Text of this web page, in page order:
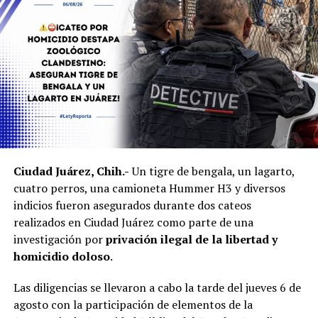
Ciudad Juárez, Chih.-Un tigre de bengala, un lagarto,
cuatro perros, una camioneta Hummer H3 y diversos
indicios fueron asegurados durante dos cateos
realizados en Ciudad Juárez como parte de una
investigación porprivación ilegal de la libertad y
homicidio doloso.
Las diligencias se llevaron a cabo la tarde del jueves 6 de
agosto con la participación de elementos de la